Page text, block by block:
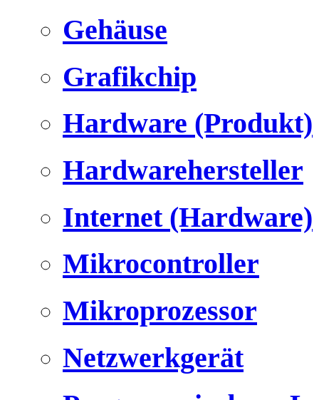
Gehäuse
Grafikchip
Hardware (Produkt)
Hardwarehersteller
Internet (Hardware)
Mikrocontroller
Mikroprozessor
Netzwerkgerät